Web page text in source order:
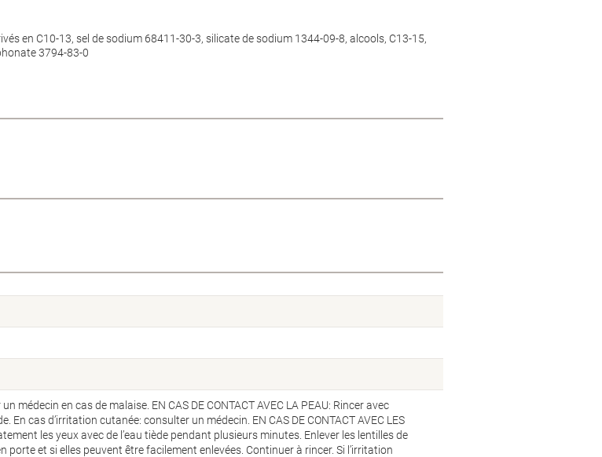
en C10-13, sel de sodium 68411-30-3, silicate de sodium 1344-09-8, alcools, C13-15,
3794-83-0
médecin en cas de malaise. EN CAS DE CONTACT AVEC LA PEAU: Rincer avec
En cas d’irritation cutanée: consulter un médecin. EN CAS DE CONTACT AVEC LES
les yeux avec de l’eau tiède pendant plusieurs minutes. Enlever les lentilles de
porte et si elles peuvent être facilement enlevées. Continuer à rincer. Si l’irritation